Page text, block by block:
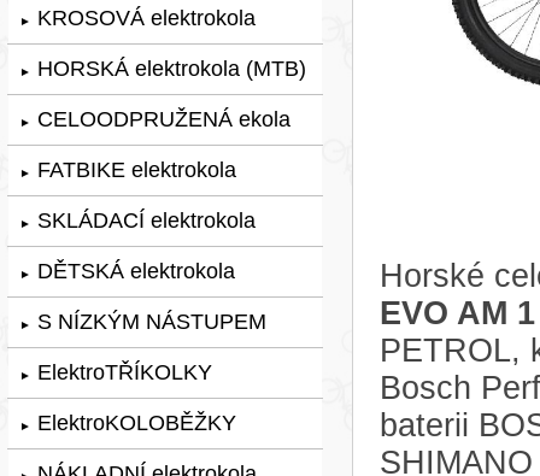
► KROSOVÁ elektrokola
► HORSKÁ elektrokola (MTB)
► CELOODPRUŽENÁ ekola
► FATBIKE elektrokola
► SKLÁDACÍ elektrokola
► DĚTSKÁ elektrokola
► S NÍZKÝM NÁSTUPEM
► ElektroTŘÍKOLKY
► ElektroKOLOBĚŽKY
Horské
EVO AM
PETROL,
Bosch
baterii